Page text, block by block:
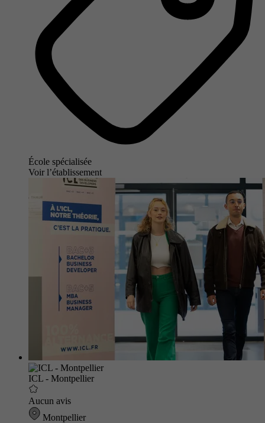
École spécialisée
Voir l’établissement
ICL - Montpellier
Aucun avis
Montpellier